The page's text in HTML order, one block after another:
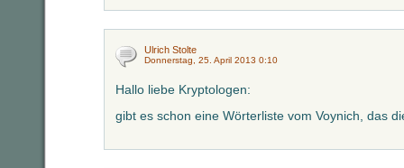
Ulrich Stolte
Donnerstag, 25. April 2013 0:10
Hallo liebe Kryptologen:
gibt es schon eine Wörterliste vom Voynich, das